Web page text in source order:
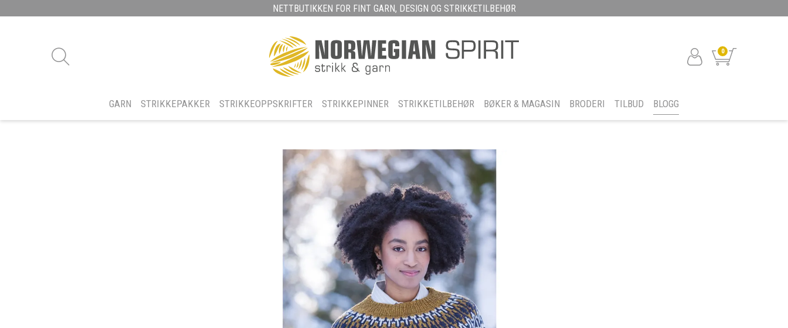
NETTBUTIKKEN FOR FINT GARN, DESIGN OG STRIKKETILBEHØR
0
GARN STRIKKEPAKKER STRIKKEOPPSKRIFTER STRIKKEPINNER STRIKKETILBEHØR BØKER & MAGASIN BRODERI TILBUD BLOGG